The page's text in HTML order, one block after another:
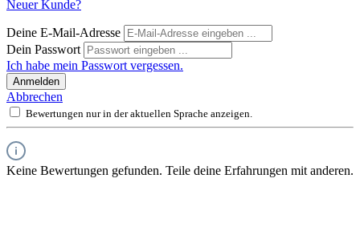
Neuer Kunde?
Deine E-Mail-Adresse
Dein Passwort
Ich habe mein Passwort vergessen.
Anmelden
Abbrechen
Bewertungen nur in der aktuellen Sprache anzeigen.
Keine Bewertungen gefunden. Teile deine Erfahrungen mit anderen.